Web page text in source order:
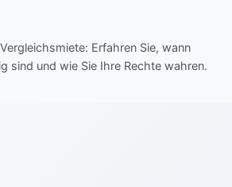
Erfahren Sie, wann
sind und wie Sie Ihre Rechte wahren.